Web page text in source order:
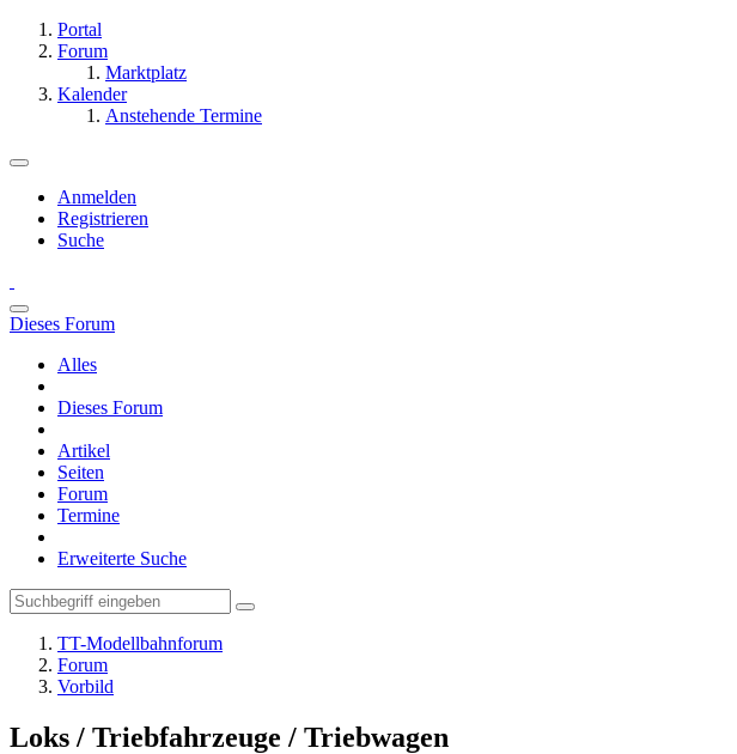
Portal
Forum
Marktplatz
Kalender
Anstehende Termine
Anmelden
Registrieren
Suche
Dieses Forum
Alles
Dieses Forum
Artikel
Seiten
Forum
Termine
Erweiterte Suche
TT-Modellbahnforum
Forum
Vorbild
Loks / Triebfahrzeuge / Triebwagen